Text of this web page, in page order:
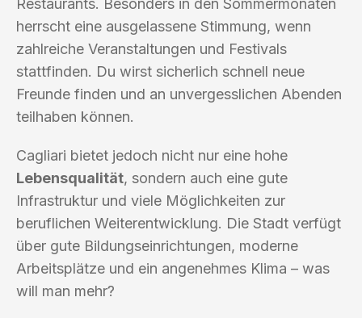
Restaurants. Besonders in den Sommermonaten
herrscht eine ausgelassene Stimmung, wenn
zahlreiche Veranstaltungen und Festivals
stattfinden. Du wirst sicherlich schnell neue
Freunde finden und an unvergesslichen Abenden
teilhaben können.
Cagliari bietet jedoch nicht nur eine hohe
Lebensqualität, sondern auch eine gute
Infrastruktur und viele Möglichkeiten zur
beruflichen Weiterentwicklung. Die Stadt verfügt
über gute Bildungseinrichtungen, moderne
Arbeitsplätze und ein angenehmes Klima – was
will man mehr?